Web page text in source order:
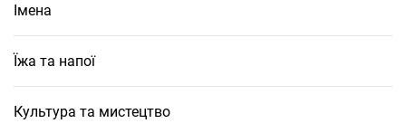
Імена
Їжа та напої
Культура та мистецтво